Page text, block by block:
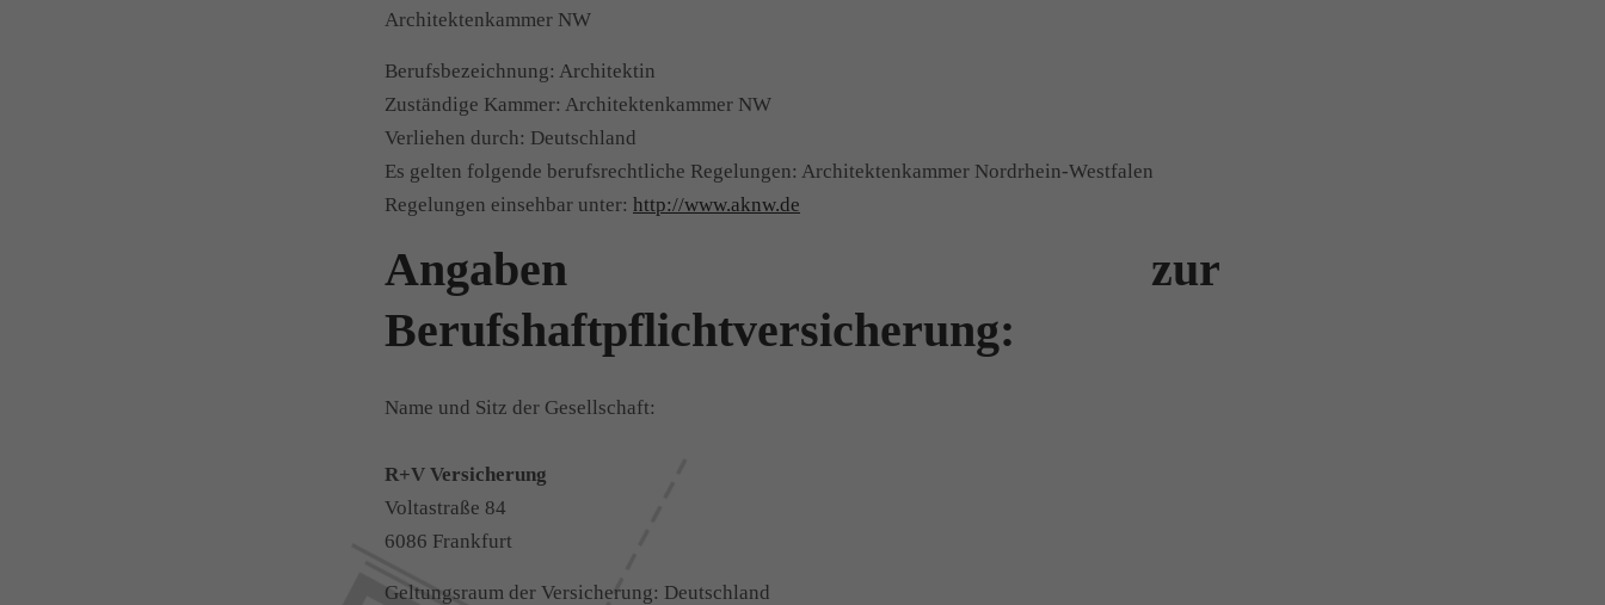
Architektenkammer NW
Berufsbezeichnung: Architektin
Zuständige Kammer: Architektenkammer NW
Verliehen durch: Deutschland
Es gelten folgende berufsrechtliche Regelungen: Architektenkammer Nordrhein-Westfalen
Regelungen einsehbar unter: http://www.aknw.de
Angaben zur
Berufshaftpflichtversicherung:
Name und Sitz der Gesellschaft:
R+V Versicherung
Voltastraße 84
6086 Frankfurt
Geltungsraum der Versicherung: Deutschland